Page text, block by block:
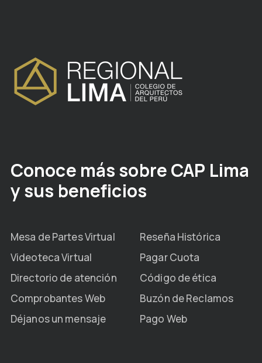
Conoce más sobre CAP Lima
y sus beneficios
Mesa de Partes Virtual
Reseña Histórica
Videoteca Virtual
Pagar Cuota
Directorio de atención
Código de ética
Comprobantes Web
Buzón de Reclamos
Déjanos un mensaje
Pago Web